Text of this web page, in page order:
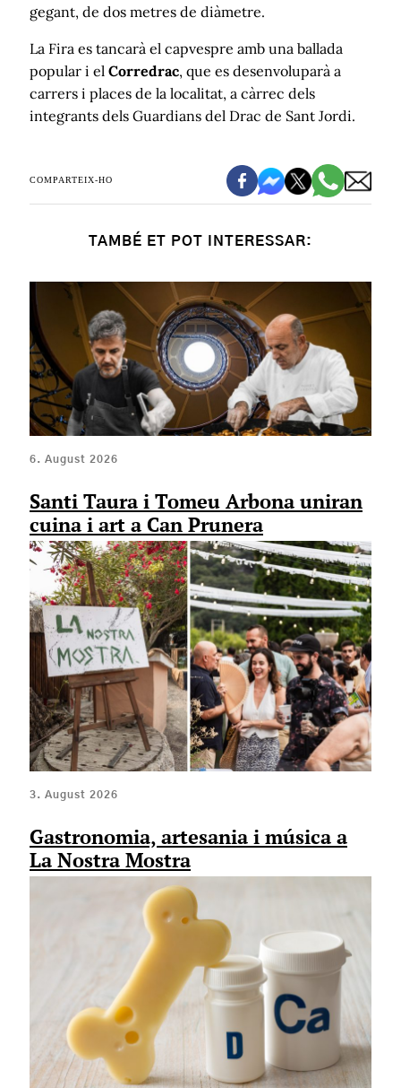
gegant, de dos metres de diàmetre.
La Fira es tancarà el capvespre amb una ballada
popular i el Corredrac, que es desenvoluparà a
carrers i places de la localitat, a càrrec dels
integrants dels Guardians del Drac de Sant Jordi.
COMPARTEIX-HO
TAMBÉ ET POT INTERESSAR:
6. August 2026
Santi Taura i Tomeu Arbona uniran
cuina i art a Can Prunera
3. August 2026
Gastronomia, artesania i música a
La Nostra Mostra